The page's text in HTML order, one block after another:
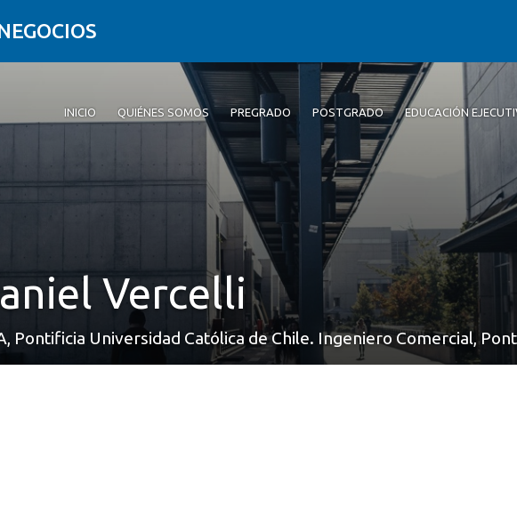
INICIO QUIÉNES SOMOS PREGRADO POSTGRADO EDUCACIÓN
Vercelli
Pontificia Universidad Católica de Chile. Ingeniero Comercial,